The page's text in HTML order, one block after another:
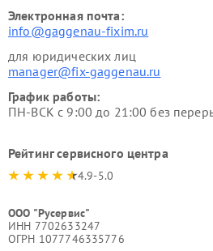
Электронная почта:
info@gaggenau-fixim.ru
для юридических лиц
manager@fix-gaggenau.ru
График работы:
ПН-ВСК с 9:00 до 21:00 без
Рейтинг сервисного центра
4.9-5.0
ООО "Русервис"
ИНН 7702633247
ОГРН 1077746335776